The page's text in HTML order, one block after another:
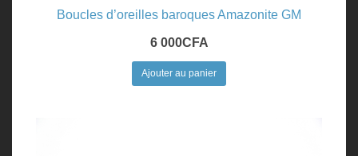
Boucles d’oreilles baroques Amazonite GM
6 000CFA
Ajouter au panier